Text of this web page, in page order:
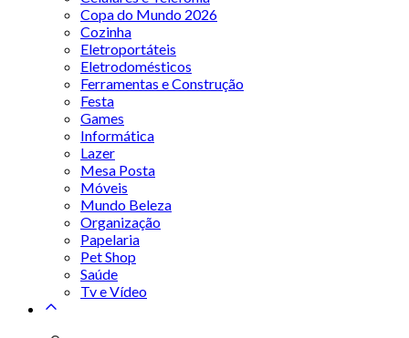
Copa do Mundo 2026
Cozinha
Eletroportáteis
Eletrodomésticos
Ferramentas e Construção
Festa
Games
Informática
Lazer
Mesa Posta
Móveis
Mundo Beleza
Organização
Papelaria
Pet Shop
Saúde
Tv e Vídeo